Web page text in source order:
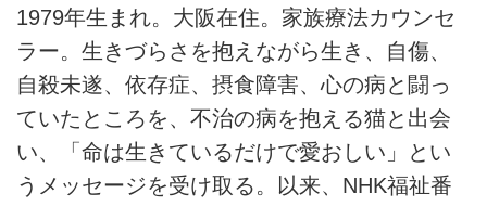
1979年生まれ。大阪在住。家族療法カウンセ
ラー。生きづらさを抱えながら生き、自傷、
自殺未遂、依存症、摂食障害、心の病と闘っ
ていたところを、不治の病を抱える猫と出会
い、「命は生きているだけで愛おしい」とい
うメッセージを受け取る。以来、NHK福祉番